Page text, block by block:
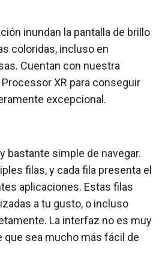
inundan la pantalla de brillo
coloridas, incluso en
Cuentan con nuestra
XR para conseguir
excepcional.
bastante simple de navegar.
filas, y cada fila presenta el
aplicaciones. Estas filas
a tu gusto, o incluso
La interfaz no es muy
que sea mucho más fácil de